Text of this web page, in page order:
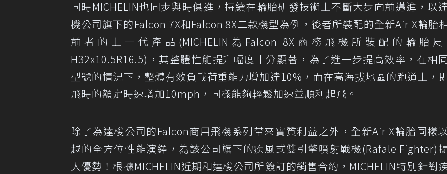
同時MICHELIN也同步與時俱進，持續在輪胎研發技術上不斷大步向前邁進，以
機公司旗下的Falcon 7X和Falcon 8X二款機型為例，後者所裝配的全新Air X輪胎
前者的上一代產品(MICHELIN為Falcon 8X商務飛機所裝配的輪胎
H32x10.5R16.5)，其整體性能提升幅度十分顯著，為了進一步提高效率，在相
型號的情況下，整體有效負載荷重能力增加達10%，而在高海拔地區的跑道上，
飛時的額定時速增加10mph，同樣能夠輕鬆加速並順利起飛。
除了為達梭公司的Falcon商用飛機系列帶來實質利益之外，全新Air X輪胎同樣
越的全方位性能演繹，為該公司旗下的疾風式雙引擎噴射戰機(Rafale Fighter)
大優勢！根據MICHELIN近期和達梭公司所簽訂的銷售合約，MICHELIN特別針對